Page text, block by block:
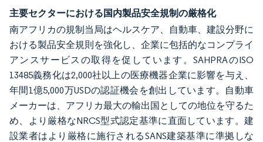
主要セクターにおける国内製品安全規制の厳格化
南アフリカの規制当局はヘルスケア、自動車、建設分野に
おける製品安全規則を強化し、企業に包括的なコンプライ
アンスサービスの取得を促しています。SAHPRAのISO
13485義務化は2,000社以上の医療機器企業に影響を与え、
年間1億5,000万USDの認証機会を創出しています。自動車
メーカーは、アフリカ最大の輸出国としての地位を守るた
め、より厳格なNRCS型式認定基準に直面しています。建
設業者はより厳格に施行されるSANS建築基準に準拠しな